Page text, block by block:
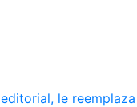
le